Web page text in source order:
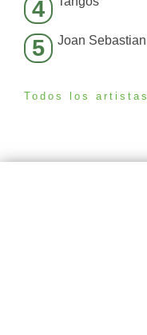
4
5 Joan Sebastian
Todos los artistas